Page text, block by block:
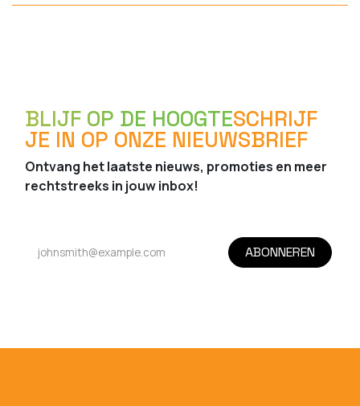
BLIJF OP DE HOOGTESCHRIJF
JE IN OP ONZE NIEUWSBRIEF
Ontvang het laatste nieuws, promoties en meer
rechtstreeks in jouw inbox!
ABONNEREN